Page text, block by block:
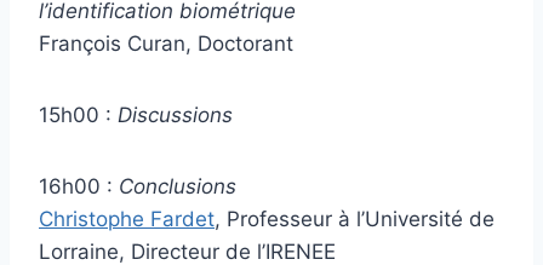
l’identification biométrique
François Curan, Doctorant
15h00 : Discussions
16h00 : Conclusions
Christophe Fardet, Professeur à l’Université de
Lorraine, Directeur de l’IRENEE